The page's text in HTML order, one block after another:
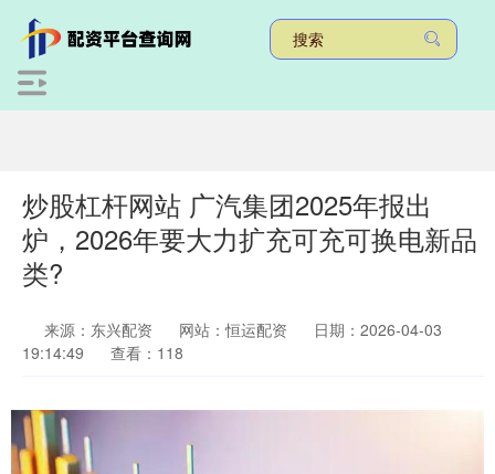
炒股杠杆网站 广汽集团2025年报出
炉，2026年要大力扩充可充可换电新品
类?
来源：东兴配资 网站：恒运配资
日期：2026-04-03
19:14:49
查看：118